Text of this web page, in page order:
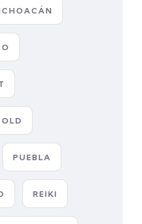
OLD
PUEBLA
REIKI